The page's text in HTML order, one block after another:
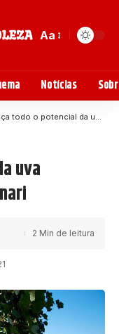
Aa
Notícias
o potencial da uva Dolcetto- por Marco Carbonari
uva
2 Min de leitura